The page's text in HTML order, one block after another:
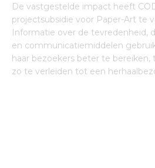
De vastgestelde impact heeft
projectsubsidie voor Paper-Art te
Informatie over de tevredenheid,
en communicatiemiddelen
haar bezoekers beter te
zo te verleiden tot een